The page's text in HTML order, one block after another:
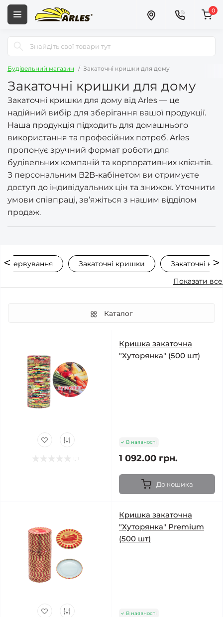
0
Будівельний магазин Закаточні кришки для дому
Закаточні кришки для дому
Закаточні кришки для дому від Arles — це
надійний вибір для зберігання вашої продукції.
Наша продукція підходить для домашнього
використання та професійних потреб. Arles
пропонує зручний формат роботи для
будівельних компаній та корпоративних клієнтів.
З персональним B2B-кабінетом ви отримуєте
доступ до індивідуальних цін та знижок. Уточнити
умови співпраці, зв’яжіться з нашим відділом
продаж.
Закаточні кришки
Закаточні
Показати все
Каталог
Кришка закаточна
"Хуторянка" (500 шт)
В наявності
1 092.00 грн.
До кошика
Кришка закаточна
"Хуторянка" Premium
(500 шт)
В наявності